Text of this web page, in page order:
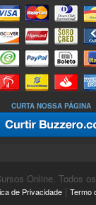
CURTA NOSSA PÁGINA
Online. Todos
de Privacidade| Termo